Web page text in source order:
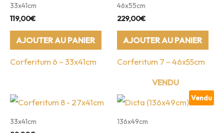
33x41cm
119,00€
AJOUTER AU PANIER
Corferitum 6 – 33x41cm
46x55cm
229,00€
AJOUTER AU PANIER
Corferitum 7 – 46x55cm
33x41cm
Vendu
136x49cm